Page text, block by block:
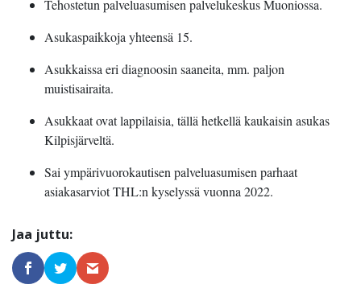
Tehostetun palveluasumisen palvelukeskus Muoniossa.
Asukaspaikkoja yhteensä 15.
Asukkaissa eri diagnoosin saaneita, mm. paljon
muistisairaita.
Asukkaat ovat lappilaisia, tällä hetkellä kaukaisin asukas
Kilpisjärveltä.
Sai ympärivuorokautisen palveluasumisen parhaat
asiakasarviot THL:n kyselyssä vuonna 2022.